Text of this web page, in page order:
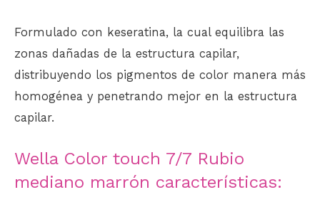
Formulado con keseratina, la cual equilibra las
zonas dañadas de la estructura capilar,
distribuyendo los pigmentos de color manera más
homogénea y penetrando mejor en la estructura
capilar.
Wella Color touch 7/7 Rubio
mediano marrón características: